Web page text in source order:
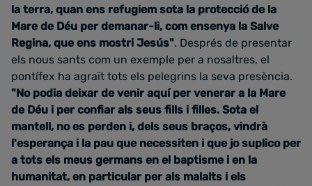
la terra, quan ens refugiem sota la protecció de la
Mare de Déu per demanar-li, com ensenya la Salve
Regina, que ens mostri Jesús". Després de presentar
els nous sants com un exemple per a nosaltres, el
pontífex ha agraït tots els pelegrins la seva presència.
"No podia deixar de venir aquí per venerar a la Mare
de Déu i per confiar als seus fills i filles. Sota el
mantell, no es perden i, dels seus braços, vindrà
l'esperança i la pau que necessiten i que jo suplico per
a tots els meus germans en el baptisme i en la
humanitat, en particular per als malalts i els